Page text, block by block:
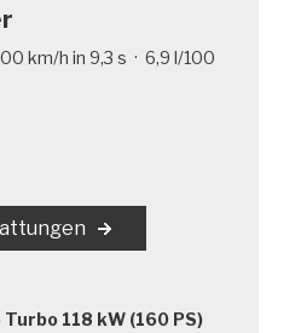
km/h in 9,3 s · 6,9 l/100
Turbo 118 kW (160 PS)